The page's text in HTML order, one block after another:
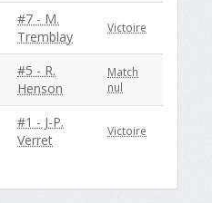
#7 - M.
Tremblay
Victoire
#5 - R.
Henson
Match
nul
#1 - J-P.
Verret
Victoire